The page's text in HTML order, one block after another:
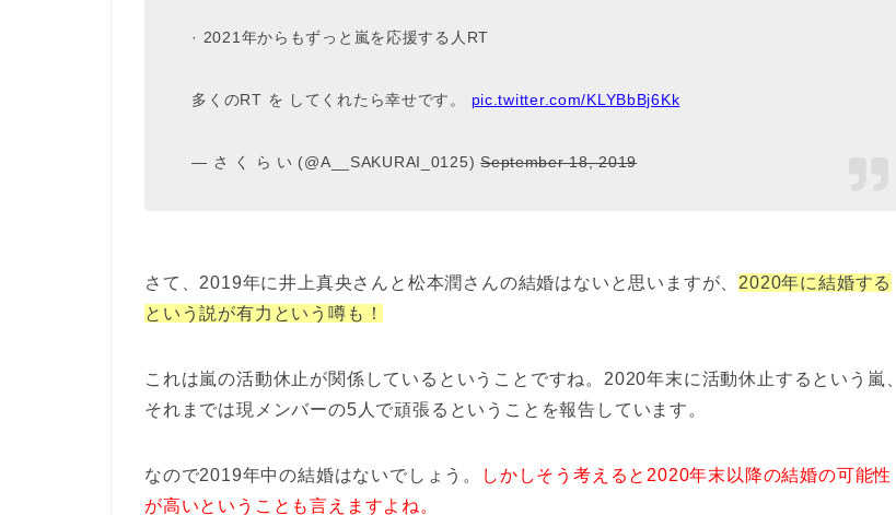
· 2021年からもずっと嵐を応援する人RT
多くのRT を してくれたら幸せです。 pic.twitter.com/KLYBbBj6Kk
— さ く ら い (@A__SAKURAI_0125)September 18, 2019
さて、2019年に井上真央さんと松本潤さんの結婚はないと思いますが、2020年に結婚する
という説が有力という噂も！
これは嵐の活動休止が関係しているということですね。2020年末に活動休止するという嵐、
それまでは現メンバーの5人で頑張るということを報告しています。
なので2019年中の結婚はないでしょう。
しかしそう考えると2020年末以降の結婚の可能性
が高いということも言えますよね。